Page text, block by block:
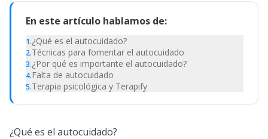
En este artículo hablamos de:
1.¿Qué es el autocuidado?
2.Técnicas para fomentar el autocuidado
3.¿Por qué es importante el autocuidado?
4.Falta de autocuidado
5.Terapia psicológica y Terapify
¿Qué es el autocuidado?